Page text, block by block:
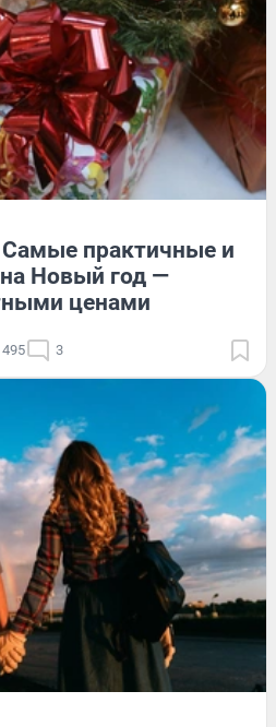
Самые практичные и
Новый год —
ценами
495 3